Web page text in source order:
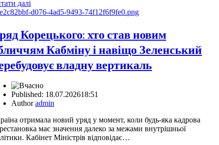
далі
Корецького: хто став новим
Кабміну і навіщо Зеленський
владну вертикаль
Published: 18.07.202618:51
Authoradmin
отримала новий уряд у момент, коли будь-яка кадрова
має значення далеко за межами внутрішньої
Кабінет Міністрів відповідає…